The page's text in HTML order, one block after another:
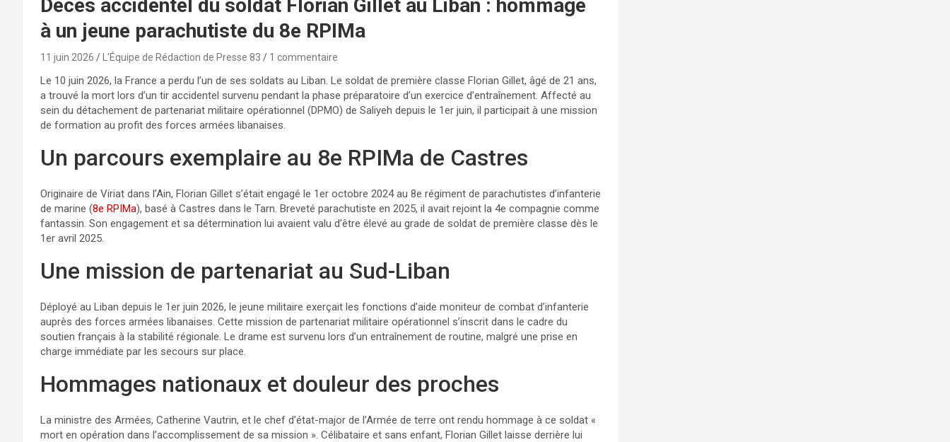
Décès accidentel du soldat Florian Gillet au Liban : hommage
à un jeune parachutiste du 8e RPIMa
11 juin 2026 L'Équipe de Rédaction de Presse 83 1 commentaire
Le 10 juin 2026, la France a perdu l’un de ses soldats au Liban. Le soldat de première classe Florian Gillet, âgé de 21 ans,
a trouvé la mort lors d’un tir accidentel survenu pendant la phase préparatoire d’un exercice d’entraînement. Affecté au
sein du détachement de partenariat militaire opérationnel (DPMO) de Saliyeh depuis le 1er juin, il participait à une mission
de formation au profit des forces armées libanaises.
Un parcours exemplaire au 8e RPIMa de Castres
Originaire de Viriat dans l’Ain, Florian Gillet s’était engagé le 1er octobre 2024 au 8e régiment de parachutistes d’infanterie
de marine (8e RPIMa), basé à Castres dans le Tarn. Breveté parachutiste en 2025, il avait rejoint la 4e compagnie comme
fantassin. Son engagement et sa détermination lui avaient valu d’être élevé au grade de soldat de première classe dès le
1er avril 2025.
Une mission de partenariat au Sud-Liban
Déployé au Liban depuis le 1er juin 2026, le jeune militaire exerçait les fonctions d’aide moniteur de combat d’infanterie
auprès des forces armées libanaises. Cette mission de partenariat militaire opérationnel s’inscrit dans le cadre du
soutien français à la stabilité régionale. Le drame est survenu lors d’un entraînement de routine, malgré une prise en
charge immédiate par les secours sur place.
Hommages nationaux et douleur des proches
La ministre des Armées, Catherine Vautrin, et le chef d’état-major de l’Armée de terre ont rendu hommage à ce soldat «
mort en opération dans l’accomplissement de sa mission ». Célibataire et sans enfant, Florian Gillet laisse derrière lui